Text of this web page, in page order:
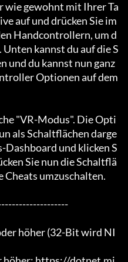
wie gewohnt mit Ihrer Ta
auf und drücken Sie im
Handcontrollern, um d
kannst du auf die S
und du kannst nun ganz
Optionen auf dem
"VR-Modus". Die Opti
als Schaltflächen darge
Dashboard und klicken S
Sie nun die Schaltflä
Cheats umzuschalten.
höher (32-Bit wird NI